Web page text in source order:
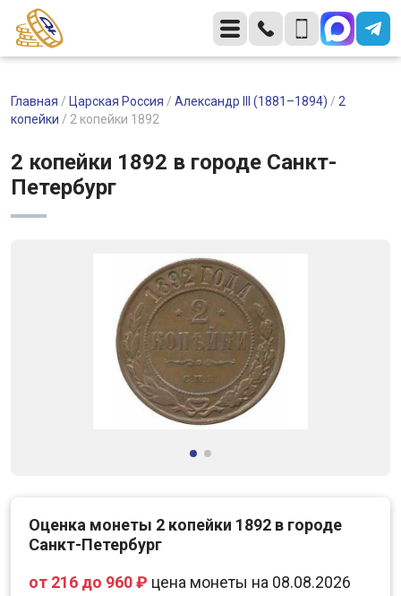
Главная / Царская Россия / Александр III (1881–1894) / 2
копейки / 2 копейки 1892
2 копейки 1892 в городе Санкт-
Петербург
Оценка монеты 2 копейки 1892 в городе
Санкт-Петербург
от 216 до 960 ₽ цена монеты на 08.08.2026